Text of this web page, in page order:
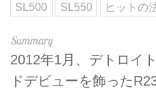
SL500
SL550 ヒットの
2012年1月、デトロイ
ドデビューを飾った